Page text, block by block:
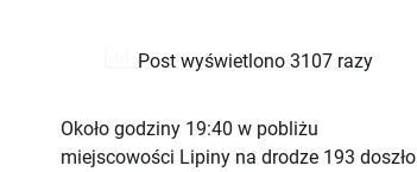
Post wyświetlono 3107 razy
Około godziny 19:40 w pobliżu
miejscowości Lipiny na drodze 193 doszło